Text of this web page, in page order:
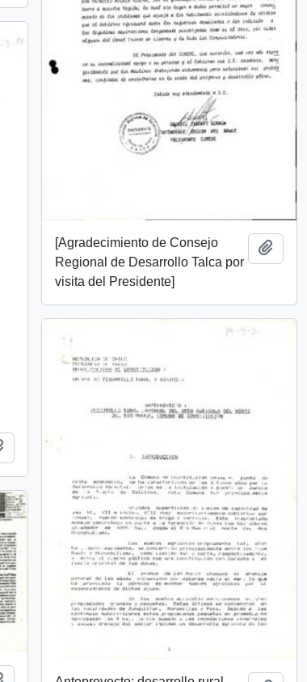
[Agradecimiento de Consejo
Regional de Desarrollo Talca por
visita del Presidente]
Añadir al portapapeles